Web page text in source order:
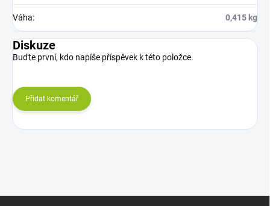
Váha: 0,415 kg
Diskuze
Buďte první, kdo napíše příspěvek k této položce.
Přidat komentář